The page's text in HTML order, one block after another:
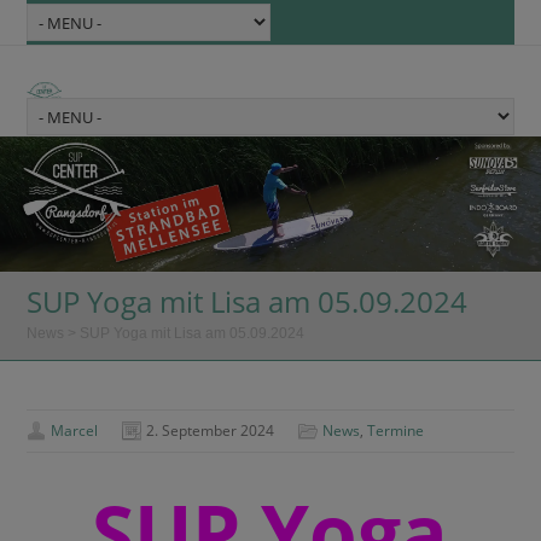
SUP Yoga mit Lisa am 05.09.2024
Marcel 2. September 2024 News,Termine